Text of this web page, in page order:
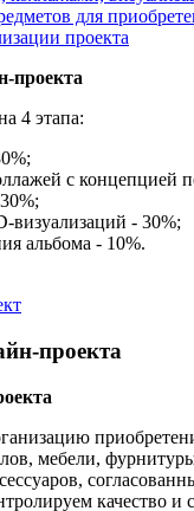
для
проекта
проекта
4 этапа:
с концепцией
визуализаций - 30%;
альбома - 10%.
проекта
мебели,
качество и